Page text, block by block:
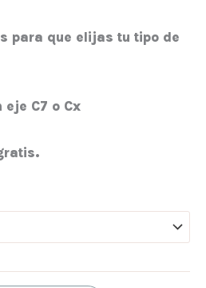
para que elijas tu tipo de
C7 o Cx